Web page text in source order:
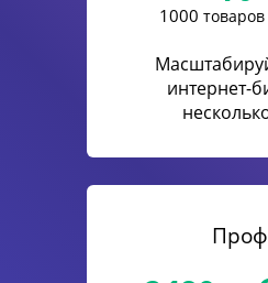
1000
интернет-